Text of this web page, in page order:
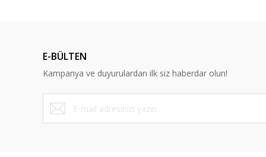
E-BÜLTEN
Kampanya ve duyurulardan ilk siz haberdar olun!